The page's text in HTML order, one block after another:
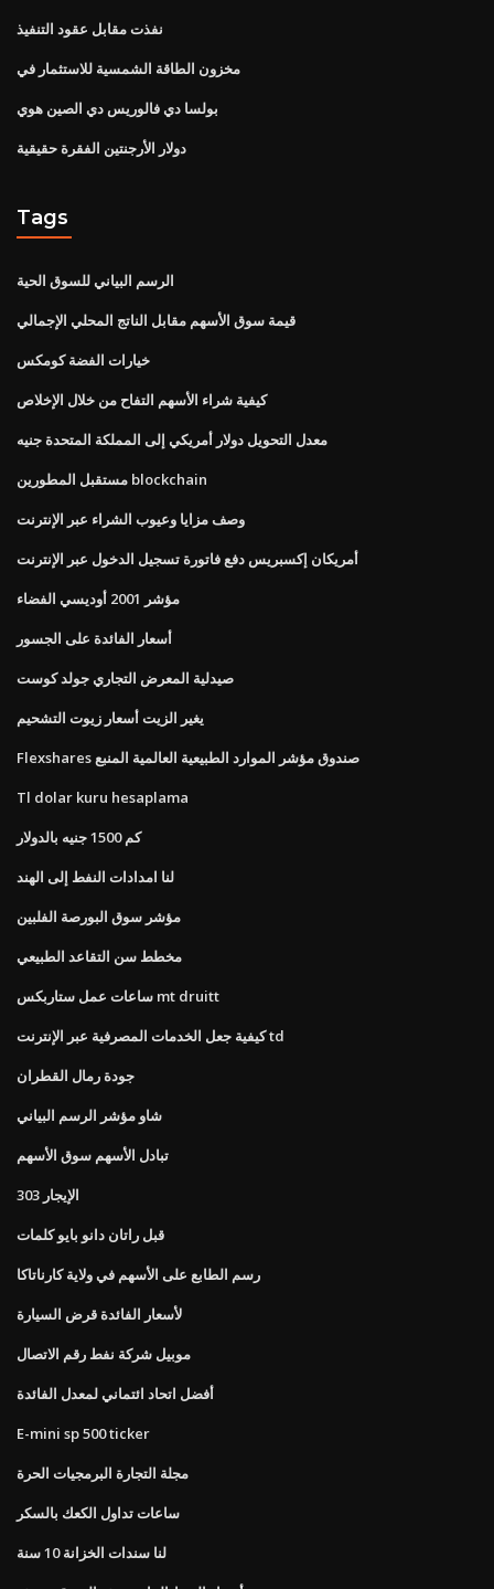
نفذت مقابل عقود التنفيذ
مخزون الطاقة الشمسية للاستثمار في
بولسا دي فالوريس دي الصين هوي
دولار الأرجنتين الفقرة حقيقية
Tags
الرسم البياني للسوق الحية
قيمة سوق الأسهم مقابل الناتج المحلي الإجمالي
خيارات الفضة كومكس
كيفية شراء الأسهم التفاح من خلال الإخلاص
معدل التحويل دولار أمريكي إلى المملكة المتحدة جنيه
مستقبل المطورين blockchain
وصف مزايا وعيوب الشراء عبر الإنترنت
أمريكان إكسبريس دفع فاتورة تسجيل الدخول عبر الإنترنت
مؤشر 2001 أوديسي الفضاء
أسعار الفائدة على الجسور
صيدلية المعرض التجاري جولد كوست
يغير الزيت أسعار زيوت التشحيم
Flexshares صندوق مؤشر الموارد الطبيعية العالمية المنبع
Tl dolar kuru hesaplama
كم 1500 جنيه بالدولار
لنا امدادات النفط إلى الهند
مؤشر سوق البورصة الفلبين
مخطط سن التقاعد الطبيعي
ساعات عمل ستاربكس mt druitt
كيفية جعل الخدمات المصرفية عبر الإنترنت td
جودة رمال القطران
شاو مؤشر الرسم البياني
تبادل الأسهم سوق الأسهم
الإيجار 303
قبل راتان دانو بايو كلمات
رسم الطابع على الأسهم في ولاية كارناتاكا
لأسعار الفائدة قرض السيارة
موبيل شركة نفط رقم الاتصال
أفضل اتحاد ائتماني لمعدل الفائدة
E-mini sp 500 ticker
مجلة التجارة البرمجيات الحرة
ساعات تداول الكعك بالسكر
لنا سندات الخزانة 10 سنة